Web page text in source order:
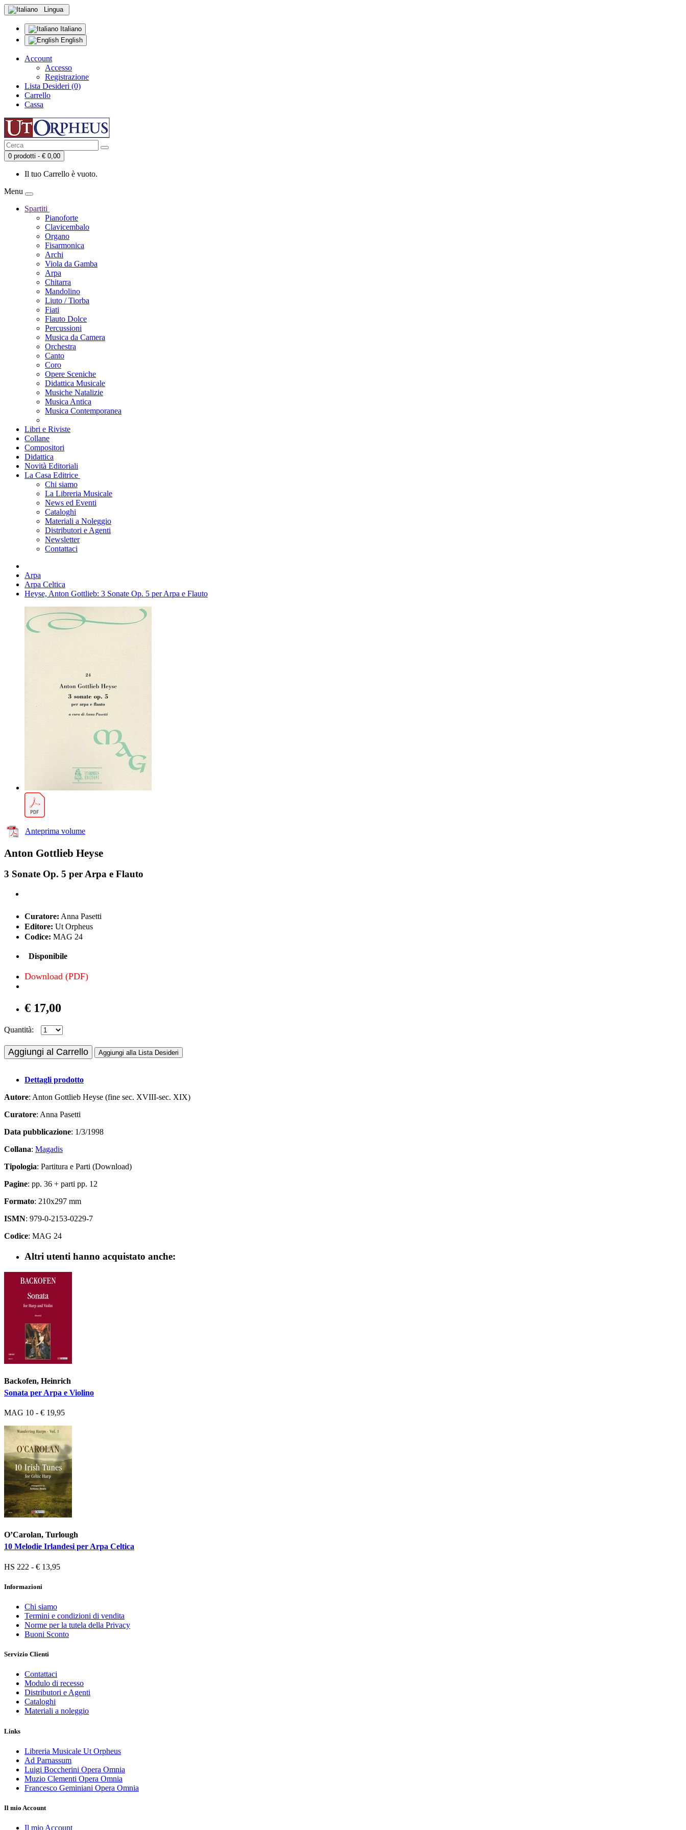
Lingua
Italiano
English
Account
Accesso
Registrazione
Lista Desideri (0)
Carrello
Cassa
0 prodotti - € 0,00
Il tuo Carrello è vuoto.
Menu
Spartiti
Pianoforte
Clavicembalo
Organo
Fisarmonica
Archi
Viola da Gamba
Arpa
Chitarra
Mandolino
Liuto / Tiorba
Fiati
Flauto Dolce
Percussioni
Musica da Camera
Orchestra
Canto
Coro
Opere Sceniche
Didattica Musicale
Musiche Natalizie
Musica Antica
Musica Contemporanea
Libri e Riviste
Collane
Compositori
Didattica
Novità Editoriali
La Casa Editrice
Chi siamo
La Libreria Musicale
News ed Eventi
Cataloghi
Materiali a Noleggio
Distributori e Agenti
Newsletter
Contattaci
Arpa
Arpa Celtica
Heyse, Anton Gottlieb: 3 Sonate Op. 5 per Arpa e Flauto
Anteprima volume
Anton Gottlieb Heyse
3 Sonate Op. 5 per Arpa e Flauto
Curatore: Anna Pasetti
Editore: Ut Orpheus
Codice: MAG 24
Disponibile
Download (PDF)
€ 17,00
Quantità:
Aggiungi al Carrello Aggiungi alla Lista Desideri
Dettagli prodotto
Autore: Anton Gottlieb Heyse (fine sec. XVIII-sec. XIX)
Curatore: Anna Pasetti
Data pubblicazione: 1/3/1998
Collana: Magadis
Tipologia: Partitura e Parti (Download)
Pagine: pp. 36 + parti pp. 12
Formato: 210x297 mm
ISMN: 979-0-2153-0229-7
Codice: MAG 24
Altri utenti hanno acquistato anche:
Backofen, Heinrich
Sonata per Arpa e Violino
MAG 10 - € 19,95
O’Carolan, Turlough
10 Melodie Irlandesi per Arpa Celtica
HS 222 - € 13,95
Informazioni
Chi siamo
Termini e condizioni di vendita
Norme per la tutela della Privacy
Buoni Sconto
Servizio Clienti
Contattaci
Modulo di recesso
Distributori e Agenti
Cataloghi
Materiali a noleggio
Links
Libreria Musicale Ut Orpheus
Ad Parnassum
Luigi Boccherini Opera Omnia
Muzio Clementi Opera Omnia
Francesco Geminiani Opera Omnia
Il mio Account
Il mio Account